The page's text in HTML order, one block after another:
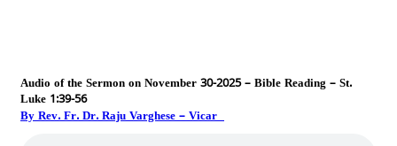
Audio of the Sermon on November 30-2025 – Bible Reading – St.
Luke 1:39-56
By Rev. Fr. Dr. Raju Varghese – Vicar